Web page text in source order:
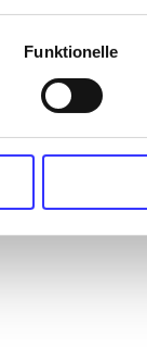
Funktionelle